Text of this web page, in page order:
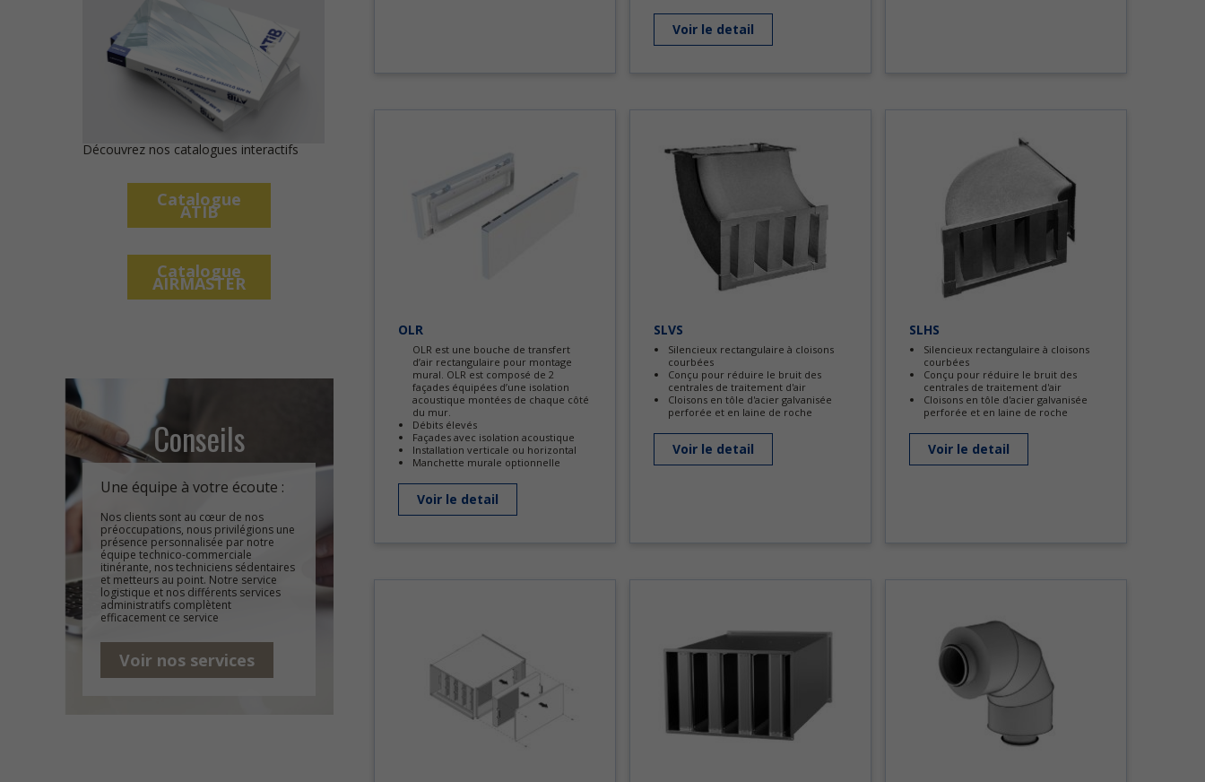
Découvrez nos catalogues interactifs
Catalogue
ATIB
Catalogue
AIRMASTER
Conseils
Une équipe à votre écoute :
Nos clients sont au cœur de nos
préoccupations, nous privilégions une
présence personnalisée par notre
équipe technico-commerciale
itinérante, nos techniciens sédentaires
et metteurs au point. Notre service
logistique et nos différents services
administratifs complètent
efficacement ce service
Voir nos services
Voir le detail
OLR
OLR est une bouche de transfert
d’air rectangulaire pour montage
mural. OLR est composé de 2
façades équipées d’une isolation
acoustique montées de chaque côté
du mur.
Débits élevés
Façades avec isolation acoustique
Installation verticale ou horizontal
Manchette murale optionnelle
Voir le detail
SLVS
Silencieux rectangulaire à cloisons
courbées
Conçu pour réduire le bruit des
centrales de traitement d'air
Cloisons en tôle d'acier galvanisée
perforée et en laine de roche
Voir le detail
SLHS
Silencieux rectangulaire à cloisons
courbées
Conçu pour réduire le bruit des
centrales de traitement d'air
Cloisons en tôle d'acier galvanisée
perforée et en laine de roche
Voir le detail